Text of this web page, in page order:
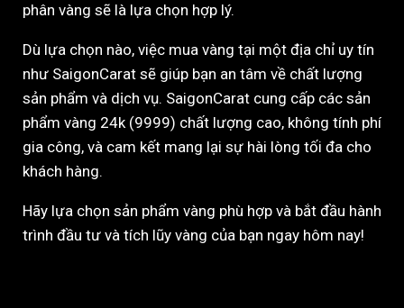
phân vàng sẽ là lựa chọn hợp lý.
Dù lựa chọn nào, việc mua vàng tại một địa chỉ uy tín
như SaigonCarat sẽ giúp bạn an tâm về chất lượng
sản phẩm và dịch vụ. SaigonCarat cung cấp các sản
phẩm vàng 24k (9999) chất lượng cao, không tính phí
gia công, và cam kết mang lại sự hài lòng tối đa cho
khách hàng.
Hãy lựa chọn sản phẩm vàng phù hợp và bắt đầu hành
trình đầu tư và tích lũy vàng của bạn ngay hôm nay!